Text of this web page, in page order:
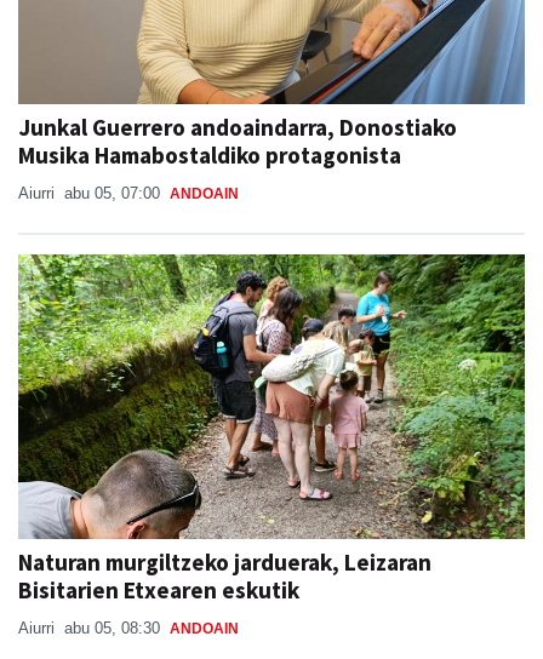
Junkal Guerrero andoaindarra, Donostiako
Musika Hamabostaldiko protagonista
Aiurri abu 05, 07:00 ANDOAIN
Naturan murgiltzeko jarduerak, Leizaran
Bisitarien Etxearen eskutik
Aiurri abu 05, 08:30 ANDOAIN